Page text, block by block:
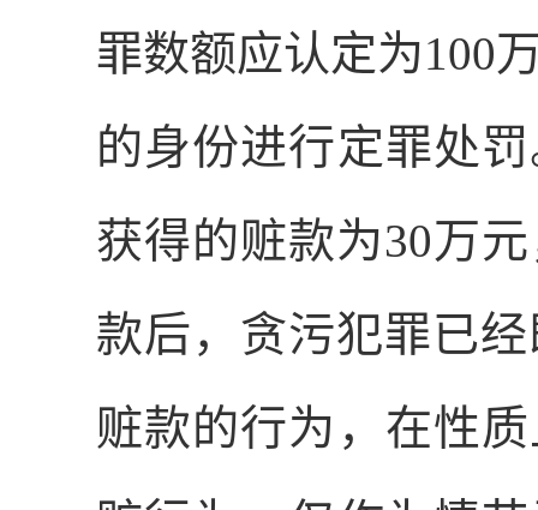
罪数额应认定为100
的身份进行定罪处
获得的赃款为30万
款后，贪污犯罪已
赃款的行为，在性